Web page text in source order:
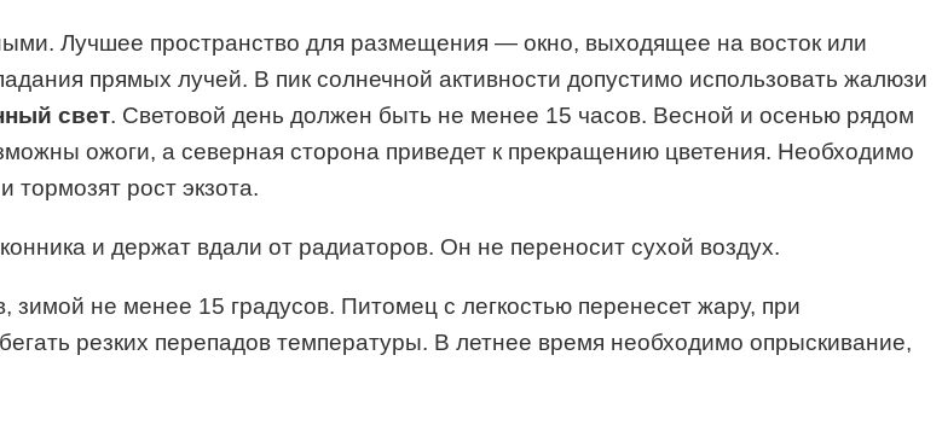
Лучшее пространство для размещения — окно, выходящее на восток или
прямых лучей. В пик солнечной активности допустимо использовать жалюзи
свет. Световой день должен быть не менее 15 часов. Весной и осенью рядом
ожоги, а северная сторона приведет к прекращению цветения. Необходимо
тормозят рост экзота.
и держат вдали от радиаторов. Он не переносит сухой воздух.
не менее 15 градусов. Питомец с легкостью перенесет жару, при
резких перепадов температуры. В летнее время необходимо опрыскивание,